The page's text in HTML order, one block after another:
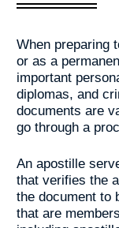
When preparing
or as a
important
diplomas, and
documents are
go through a
An apostille
that verifies the
the document to
that are